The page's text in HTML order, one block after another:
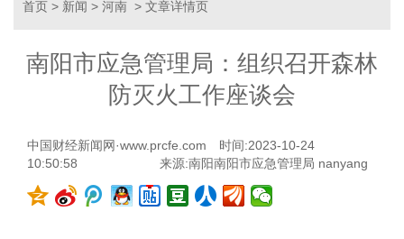
首页 > 新闻 > 河南 > 文章详情页
南阳市应急管理局：组织召开森林
防灭火工作座谈会
中国财经新闻网·www.prcfe.com
时间:2023-10-24
10:50:58
来源:南阳南阳市应急管理局 nanyang